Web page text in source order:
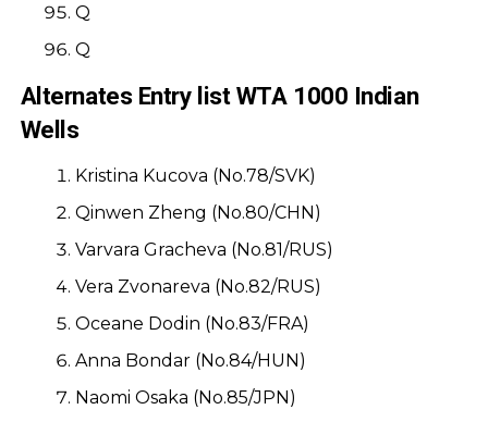
Q
Q
Alternates Entry list WTA 1000 Indian
Wells
Kristina Kucova (No.78/SVK)
Qinwen Zheng (No.80/CHN)
Varvara Gracheva (No.81/RUS)
Vera Zvonareva (No.82/RUS)
Oceane Dodin (No.83/FRA)
Anna Bondar (No.84/HUN)
Naomi Osaka (No.85/JPN)